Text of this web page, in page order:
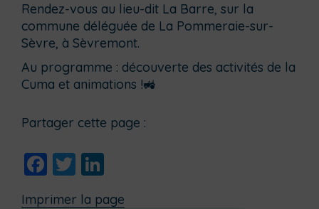
Rendez-vous au lieu-dit La Barre, sur la
commune déléguée de La Pommeraie-sur-
Sèvre, à Sèvremont.
Au programme : découverte des activités de la
Cuma et animations !🚜
Partager cette page :
Facebook
Twitter
Imprimer la page